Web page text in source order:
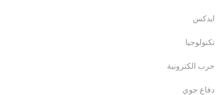
ايدكس
تكنولوجيا
حرب الكترونية
دفاع جوي